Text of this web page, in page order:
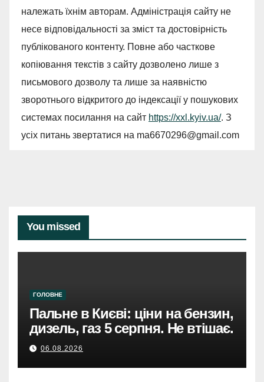
належать їхнім авторам. Адміністрація сайту не
несе відповідальності за зміст та достовірність
публікованого контенту. Повне або часткове
копіювання текстів з сайту дозволено лише з
письмового дозволу та лише за наявністю
зворотнього відкритого до індексації у пошукових
системах посилання на сайт https://xxl.kyiv.ua/. З
усіх питань звертатися на ma6670296@gmail.com
You missed
ГОЛОВНЕ
Пальне в Києві: ціни на бензин,
дизель, газ 5 серпня. Не втішає.
06.08.2026